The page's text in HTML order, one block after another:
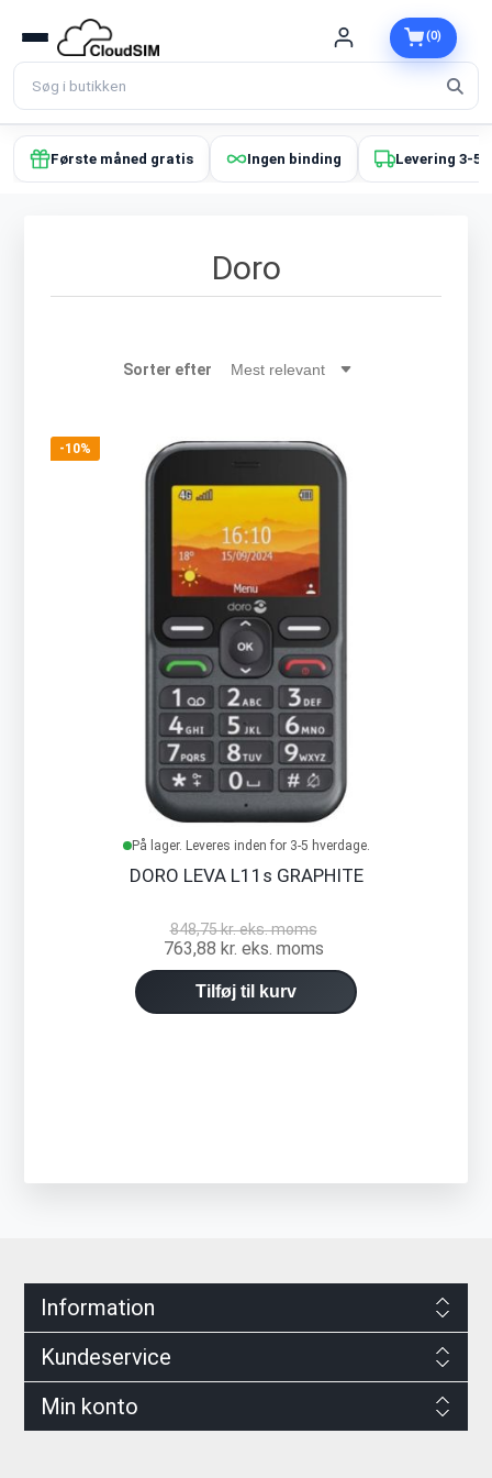
(0)
Første måned gratis Ingen binding Levering 3-5
Doro
Sorter efter
-10%
På lager. Leveres inden for 3-5 hverdage.
DORO LEVA L11s GRAPHITE
848,75 kr. eks. moms
763,88 kr. eks. moms
Tilføj til kurv
Information
Kundeservice
Min konto